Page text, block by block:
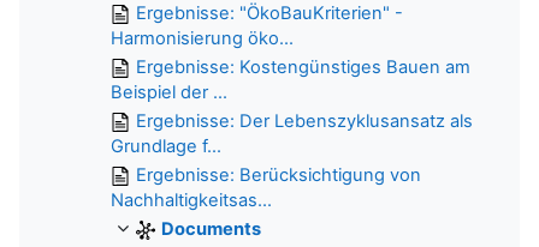
Ergebnisse: "ÖkoBauKriterien" -
Harmonisierung öko...
Ergebnisse: Kostengünstiges Bauen am
Beispiel der ...
Ergebnisse: Der Lebenszyklusansatz als
Grundlage f...
Ergebnisse: Berücksichtigung von
Nachhaltigkeitsas...
Documents